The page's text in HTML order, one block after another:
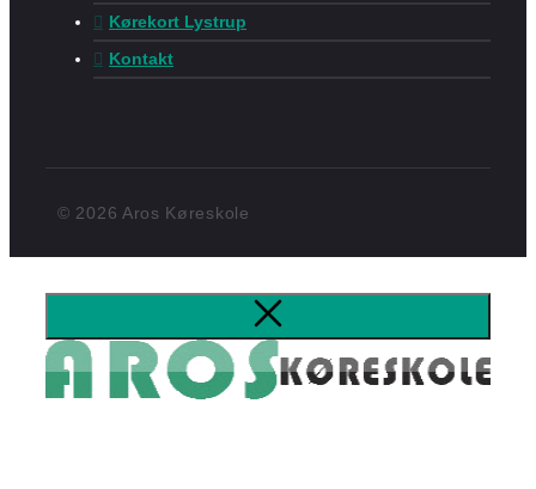
Kørekort Lystrup
Kontakt
© 2026 Aros Køreskole